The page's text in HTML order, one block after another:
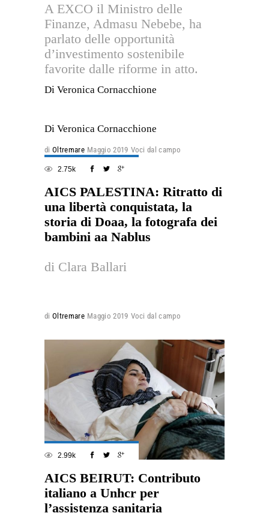
A EXCO il Ministro delle
Finanze, Admasu Nebebe, ha
parlato delle opportunità
d’investimento sostenibile
favorite dalle riforme in atto.
Di Veronica Cornacchione
Di Veronica Cornacchione
di Oltremare Maggio 2019 Voci dal campo
2.75k
AICS PALESTINA: Ritratto di
una libertà conquistata, la
storia di Doaa, la fotografa dei
bambini aa Nablus
di Clara Ballari
di Oltremare Maggio 2019 Voci dal campo
2.99k
AICS BEIRUT: Contributo
italiano a Unhcr per
l’assistenza sanitaria